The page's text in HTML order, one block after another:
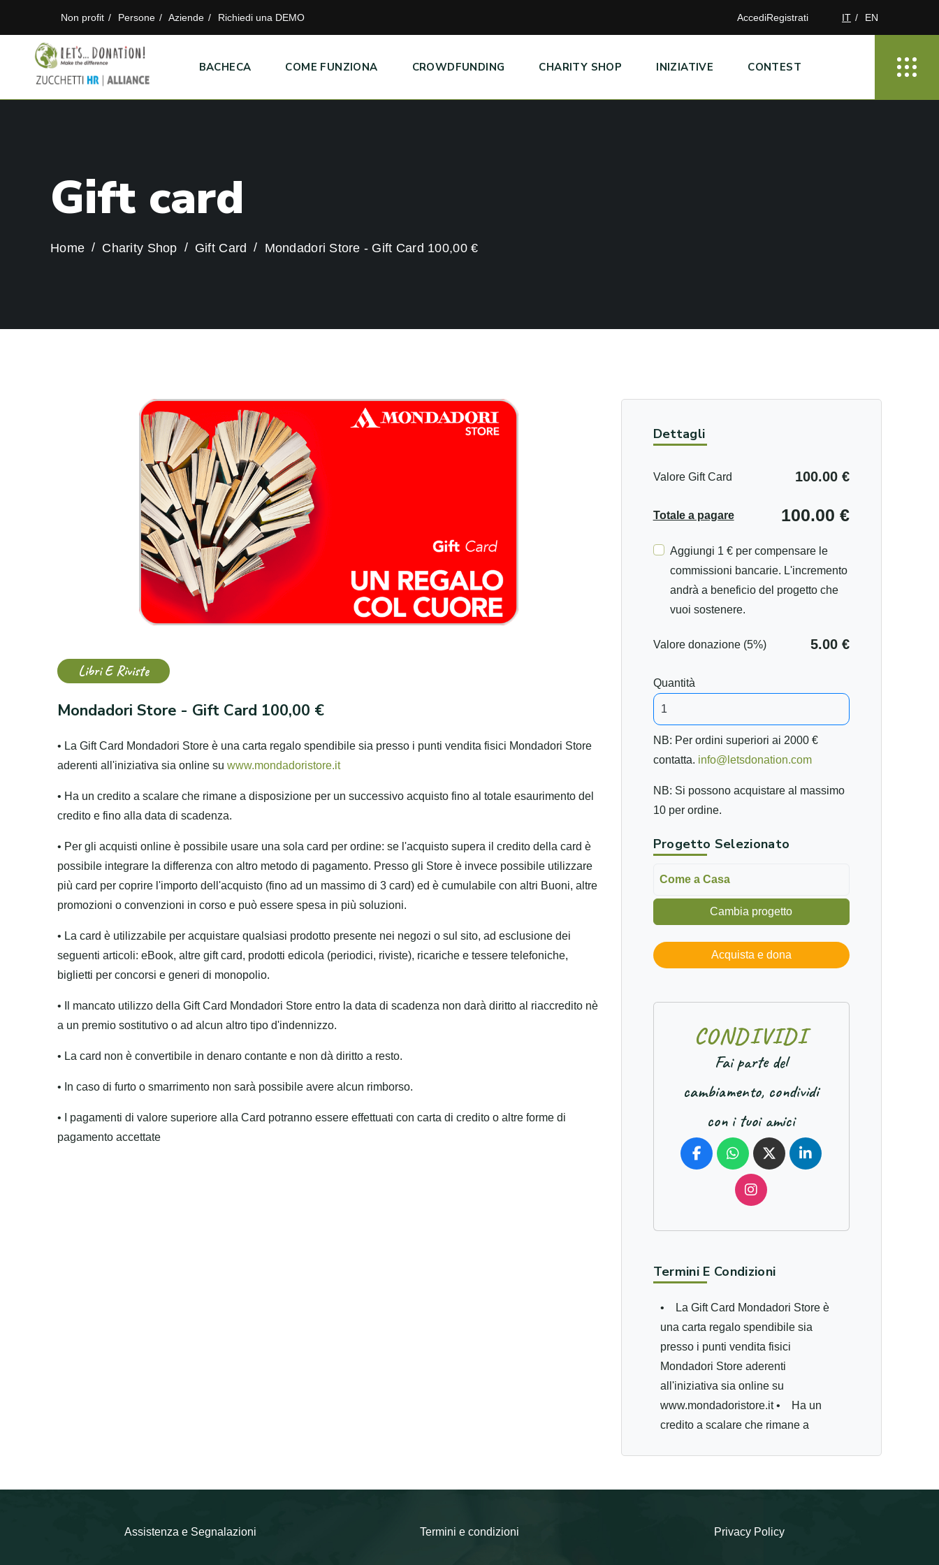
Non profit Persone Aziende Richiedi una DEMO AccediRegistrati IT EN
BACHECA COME FUNZIONA CROWDFUNDING CHARITY SHOP INIZIATIVE CONTEST
Gift card
Home Charity Shop Gift Card Mondadori Store - Gift Card 100,00 €
Libri E Riviste
Mondadori Store - Gift Card 100,00 €
• La Gift Card Mondadori Store è una carta regalo spendibile sia presso i punti vendita fisici Mondadori Store
aderenti all'iniziativa sia online suwww.mondadoristore.it
• Ha un credito a scalare che rimane a disposizione per un successivo acquisto fino al totale esaurimento del
credito e fino alla data di scadenza.
• Per gli acquisti online è possibile usare una sola card per ordine: se l'acquisto supera il credito della card è
possibile integrare la differenza con altro metodo di pagamento. Presso gli Store è invece possibile utilizzare
più card per coprire l'importo dell'acquisto (fino ad un massimo di 3 card) ed è cumulabile con altri Buoni, altre
promozioni o convenzioni in corso e può essere spesa in più soluzioni.
• La card è utilizzabile per acquistare qualsiasi prodotto presente nei negozi o sul sito, ad esclusione dei
seguenti articoli: eBook, altre gift card, prodotti edicola (periodici, riviste), ricariche e tessere telefoniche,
biglietti per concorsi e generi di monopolio.
• Il mancato utilizzo della Gift Card Mondadori Store entro la data di scadenza non darà diritto al riaccredito nè
a un premio sostitutivo o ad alcun altro tipo d'indennizzo.
• La card non è convertibile in denaro contante e non dà diritto a resto.
• In caso di furto o smarrimento non sarà possibile avere alcun rimborso.
• I pagamenti di valore superiore alla Card potranno essere effettuati con carta di credito o altre forme di
pagamento accettate
Dettagli
Valore Gift Card 100.00 €
Totale a pagare 100.00 €
Aggiungi 1 € per compensare le
commissioni bancarie. L'incremento
andrà a beneficio del progetto che
vuoi sostenere.
Valore donazione (5%) 5.00 €
Quantità
NB: Per ordini superiori ai 2000 €
contatta. info@letsdonation.com
NB: Si possono acquistare al massimo
10 per ordine.
Progetto Selezionato
Come a Casa
Cambia progetto
Acquista e dona
CONDIVIDI
Fai parte del
cambiamento, condividi
con i tuoi amici
Termini E Condizioni
• La Gift Card Mondadori Store è
una carta regalo spendibile sia
presso i punti vendita fisici
Mondadori Store aderenti
all'iniziativa sia online su
www.mondadoristore.it • Ha un
credito a scalare che rimane a
Assistenza e Segnalazioni Termini e condizioni Privacy Policy